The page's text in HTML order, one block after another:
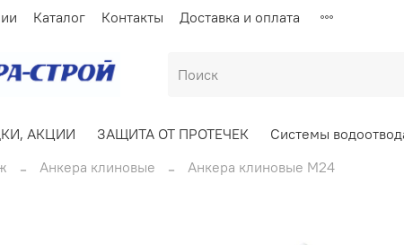
Каталог Контакты Доставка и оплата
АКЦИИ ЗАЩИТА ОТ ПРОТЕЧЕК Системы
Анкера клиновые Анкера клиновые М24